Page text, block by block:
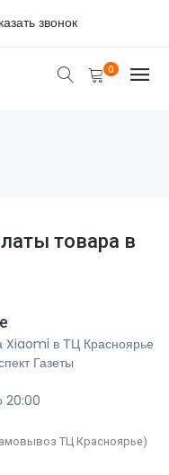
звонок
0
товара в
Xiaomi в ТЦ Красноярье
Газеты
20:00
ТЦ Красноярье)